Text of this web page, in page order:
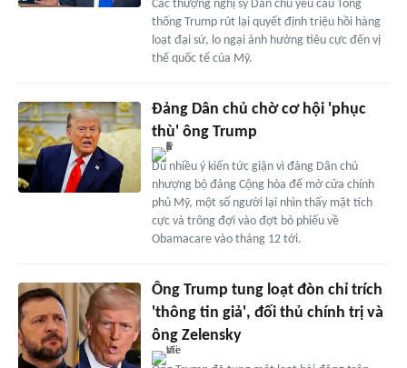
Các thượng nghị sỹ Dân chủ yêu cầu Tổng
thống Trump rút lại quyết định triệu hồi hàng
loạt đại sứ, lo ngại ảnh hưởng tiêu cực đến vị
thế quốc tế của Mỹ.
Đảng Dân chủ chờ cơ hội 'phục
thù' ông Trump
Dù nhiều ý kiến tức giận vì đảng Dân chủ
nhượng bộ đảng Cộng hòa để mở cửa chính
phủ Mỹ, một số người lại nhìn thấy mặt tích
cực và trông đợi vào đợt bỏ phiếu về
Obamacare vào tháng 12 tới.
Ông Trump tung loạt đòn chỉ trích
'thông tin giả', đối thủ chính trị và
ông Zelensky